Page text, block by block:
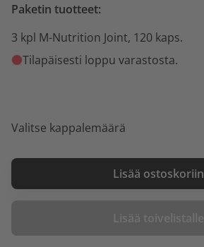
Paketin tuotteet:
3 kpl M-Nutrition Joint, 120 kaps.
Tilapäisesti loppu varastosta.
Valitse kappalemäärä
Lisää ostoskoriin
Lisää toivelistalle